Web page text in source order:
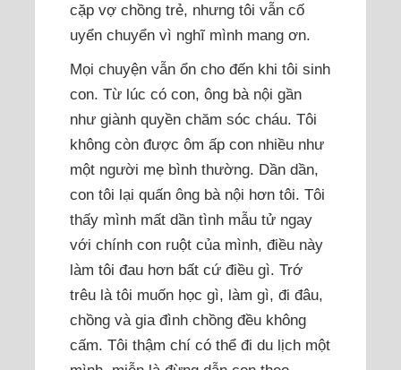
cặp vợ chồng trẻ, nhưng tôi vẫn cố
uyển chuyển vì nghĩ mình mang ơn.
Mọi chuyện vẫn ổn cho đến khi tôi sinh
con. Từ lúc có con, ông bà nội gần
như giành quyền chăm sóc cháu. Tôi
không còn được ôm ấp con nhiều như
một người mẹ bình thường. Dần dần,
con tôi lại quấn ông bà nội hơn tôi. Tôi
thấy mình mất dần tình mẫu tử ngay
với chính con ruột của mình, điều này
làm tôi đau hơn bất cứ điều gì. Trớ
trêu là tôi muốn học gì, làm gì, đi đâu,
chồng và gia đình chồng đều không
cấm. Tôi thậm chí có thể đi du lịch một